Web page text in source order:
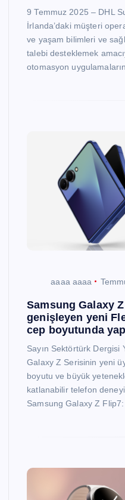
9 Temmuz 2025 – DHL
İrlanda’daki müşteri
ve yaşam bilimleri ve
talebi desteklemek
otomasyon
aaaa aaaa
Samsung Galaxy
genişleyen yeni
cep boyutunda
Sayın Sektörtürk Dergisi
Galaxy Z Serisinin yeni
boyutu ve büyük
katlanabilir telefon
Samsung Galaxy Z